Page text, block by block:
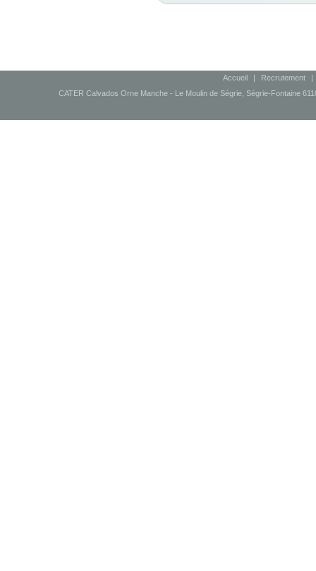
Accueil | Recrutement
|
CATER Calvados Orne Manche - Le Moulin de Ségrie, Ségrie-Fontaine